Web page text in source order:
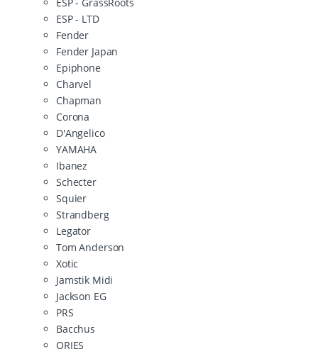
ESP - LTD
Fender
Fender Japan
Epiphone
Charvel
Chapman
Corona
D'Angelico
YAMAHA
Ibanez
Schecter
Squier
Strandberg
Legator
Tom Anderson
Xotic
Jamstik Midi
Jackson EG
PRS
Bacchus
ORIES